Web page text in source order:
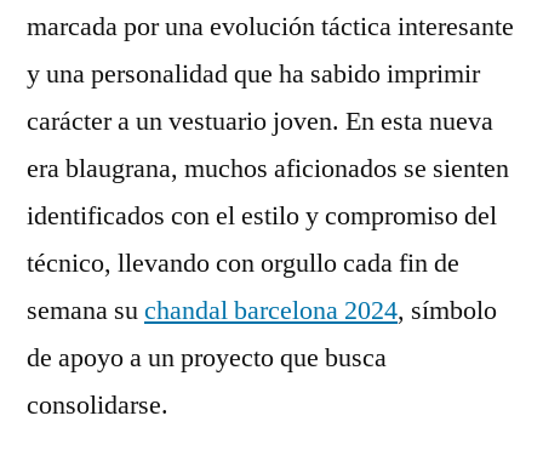
marcada por una evolución táctica interesante
y una personalidad que ha sabido imprimir
carácter a un vestuario joven. En esta nueva
era blaugrana, muchos aficionados se sienten
identificados con el estilo y compromiso del
técnico, llevando con orgullo cada fin de
semana suchandal barcelona 2024, símbolo
de apoyo a un proyecto que busca
consolidarse.